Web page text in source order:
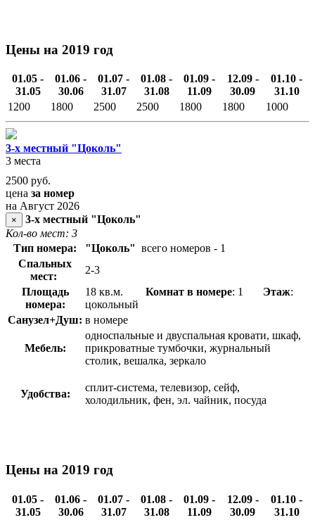
Цены на 2019 год
01.05 -
31.05
01.06 -
30.06
01.07 -
31.07
01.08 -
31.08
01.09 -
11.09
12.09 -
30.09
01.10 -
31.10
1200
1800 2500 2500 1800 1800 1000
3-х местный "Цоколь"
3 места
2500 руб.
цена за номер
на Август 2026
×
3-х местный "Цоколь"
Кол-во мест: 3
Тип номера:
"Цоколь" всего номеров - 1
Спальных
мест:
2-3
Площадь
номера:
18 кв.м. Комнат в номере: 1 Этаж:
цокольный
Санузел+Душ: в номере
Мебель:
односпальные и двуспальная кровати, шкаф,
прикроватные тумбочки, журнальный
столик, вешалка, зеркало
Удобства:
сплит-система, телевизор, сейф,
холодильник, фен, эл. чайник, посуда
Цены на 2019 год
01.05 -
31.05
01.06 -
30.06
01.07 -
31.07
01.08 -
31.08
01.09 -
11.09
12.09 -
30.09
01.10 -
31.10